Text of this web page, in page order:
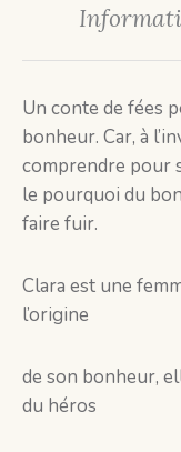
Un conte de fées
bonheur. Car, à
comprendre pour
le pourquoi du
faire fuir.
Clara est une
l’origine
de son bonheur,
du héros